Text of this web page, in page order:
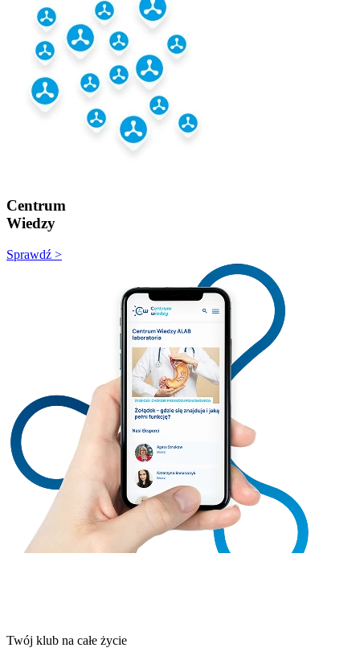
Centrum
Wiedzy
Sprawdź >
Twój klub na całe życie